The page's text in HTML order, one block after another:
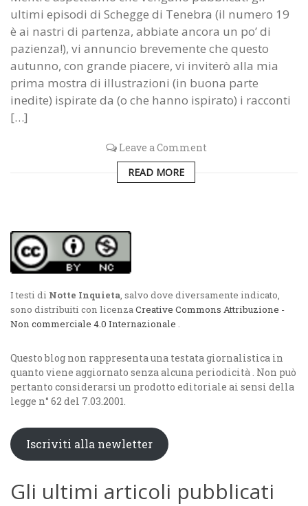
ultimi episodi di Schegge di Tenebra (il numero 19
è ai nastri di partenza, abbiate ancora un po’ di
pazienza!), vi annuncio brevemente che questo
autunno, con grande piacere, vi inviterò alla mia
prima mostra di illustrazioni (in buona parte
inedite) ispirate da (o che hanno ispirato) i racconti
[…]
Leave a Comment
READ MORE
I testi di Notte Inquieta, salvo dove diversamente indicato,
sono distribuiti con licenzaCreative Commons Attribuzione -
Non commerciale 4.0 Internazionale .
Questo blog non rappresenta una testata giornalistica in
quanto viene aggiornato senza alcuna periodicità . Non può
pertanto considerarsi un prodotto editoriale ai sensi della
legge n° 62 del 7.03.2001.
Iscriviti alla newletter
Gli ultimi articoli pubblicati